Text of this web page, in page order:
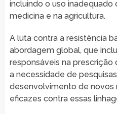
incluindo o uso inadequado
medicina e na agricultura.
A luta contra a resistência
abordagem global, que
responsáveis na
a necessidade de
desenvolvimento de
eficazes contra essas